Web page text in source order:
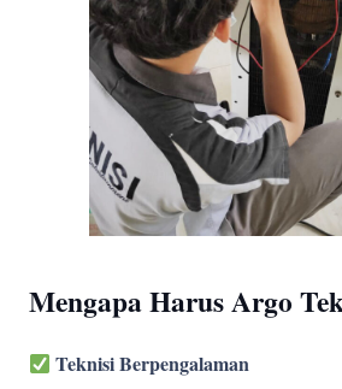
Mengapa Harus Argo
Teknisi Berpengalaman